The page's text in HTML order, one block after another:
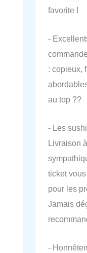
favorite !
-
: copieux,
au top ??
- Les
Livraison
ticket
pour les
Jamais
-